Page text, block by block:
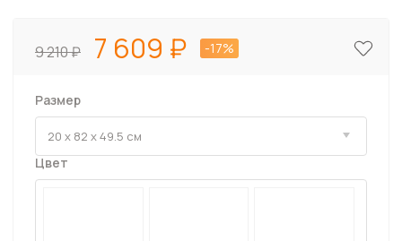
9 210 7 609 -17%
Размер
Цвет